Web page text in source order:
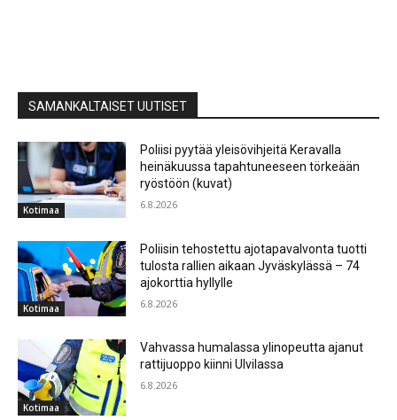
SAMANKALTAISET UUTISET
Kotimaa
Poliisi pyytää yleisövihjeitä Keravalla
heinäkuussa tapahtuneeseen törkeään
ryöstöön (kuvat)
6.8.2026
Kotimaa
Poliisin tehostettu ajotapavalvonta tuotti
tulosta rallien aikaan Jyväskylässä – 74
ajokorttia hyllylle
6.8.2026
Kotimaa
Vahvassa humalassa ylinopeutta ajanut
rattijuoppo kiinni Ulvilassa
6.8.2026